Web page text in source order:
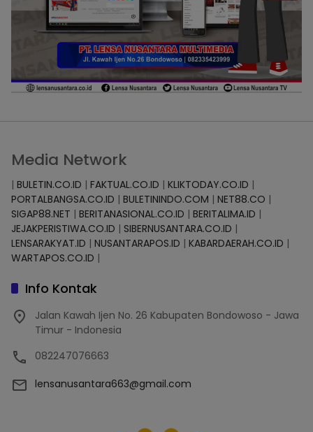
Media Network
| BULETIN.CO.ID | FAKTUAL.CO.ID | KLIKTODAY.CO.ID |
PORTALBANGSA.CO.ID | BULETININDO.COM | NET88.CO |
SIGAP88.NET | BERITANASIONAL.CO.ID | BERITALIMA.ID |
JEJAKPERISTIWA.CO.ID | SIBERNUSANTARA.CO.ID |
LENSARAKYAT.ID | NUSANTARAPOS.ID | KABARDAERAH.CO.ID |
WARTAPOS.CO.ID |
Info Kontak
Jalan Kawah Ijen No. 26 Kabupaten Bondowoso - Jawa
Timur - Indonesia
082247076663
lensanusantara663@gmail.com